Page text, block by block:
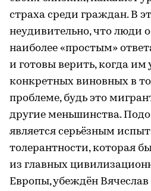
страха среди граждан. В
неудивительно, что люди
наиболее «простым»
и готовы верить, когда
конкретных виновных в
проблеме, будь это
другие меньшинства.
является серьёзным
толерантности, которая
из главных
Европы, убеждён